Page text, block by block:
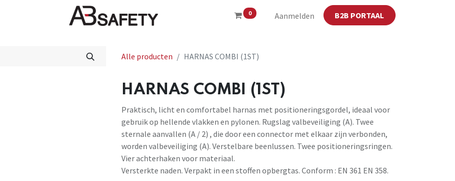
0 Aanmelden B2B PORTAAL
Winkel CE
Alle producten HARNAS COMBI (1ST)
HARNAS COMBI (1ST)
Praktisch, licht en comfortabel harnas met positioneringsgordel, ideaal voor
gebruik op hellende vlakken en pylonen. Rugslag valbeveiliging (A). Twee
sternale aanvallen (A / 2) , die door een connector met elkaar zijn verbonden,
worden valbeveiliging (A). Verstelbare beenlussen. Twee positioneringsringen.
Vier achterhaken voor materiaal.
Versterkte naden. Verpakt in een stoffen opbergtas. Conform : EN 361 EN 358.